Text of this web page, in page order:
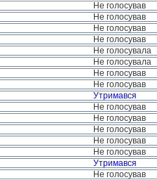
Не голосував
Не голосував
Не голосував
Не голосував
Не голосувала
Не голосувала
Не голосував
Не голосував
Утримався
Не голосував
Не голосував
Не голосував
Не голосував
Не голосував
Утримався
Не голосував